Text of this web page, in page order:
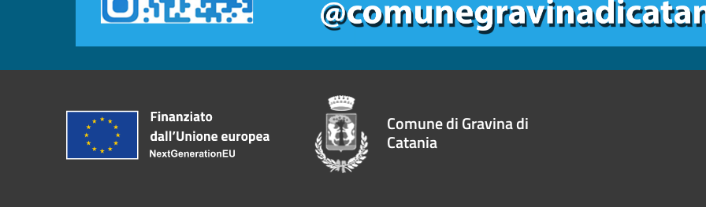
Comune di Gravina di
Catania